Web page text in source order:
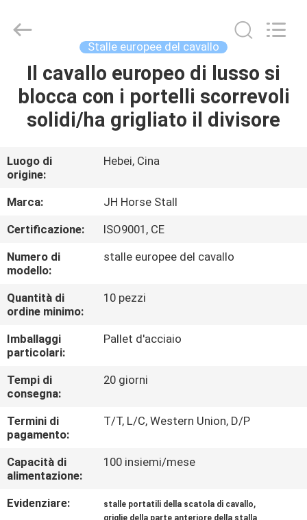
CASA
PRODOTTI
CIRCA
NOI
GIRO
DELLA
FABBRICA
CONTROLLO
DI
QUALITÀ
CONTATTICI
UNA
CITAZIONE
metal
products
Reserved.
Stalle europee del cavallo
Il cavallo europeo di lusso si
blocca con i portelli scorrevoli
solidi/ha grigliato il divisore
Luogo di
origine:
Hebei, Cina
Marca:
JH Horse Stall
Certificazione:
ISO9001, CE
Numero di
modello:
stalle europee del cavallo
Quantità di
ordine minimo:
10 pezzi
Imballaggi
particolari:
Pallet d'acciaio
Tempi di
consegna:
20 giorni
Termini di
pagamento:
T/T, L/C, Western Union, D/P
Capacità di
alimentazione:
100 insiemi/mese
Evidenziare: stalle portatili della scatola di cavallo,